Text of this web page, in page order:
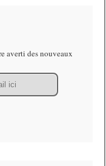
averti des nouveaux